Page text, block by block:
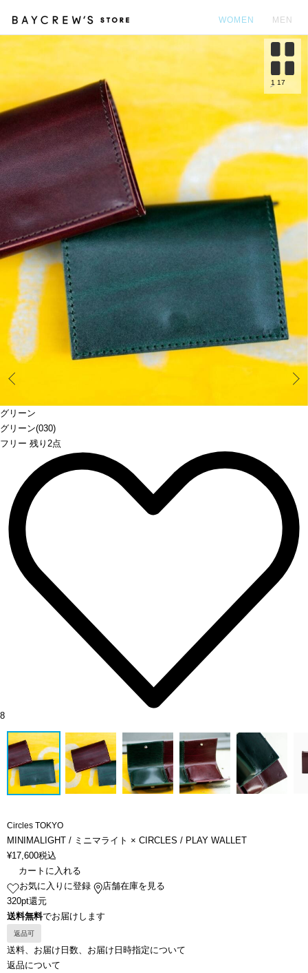
WOMEN MEN
グリーン
グリーン(030)
フリー 残り2点
1 17
8
Circles TOKYO
MINIMALIGHT / ミニマライト × CIRCLES / PLAY WALLET
¥17,600税込
カートに入れる
お気に入りに登録
店舗在庫を見る
320pt還元
送料無料でお届けします
返品可
送料、お届け日数、お届け日時指定について
返品について